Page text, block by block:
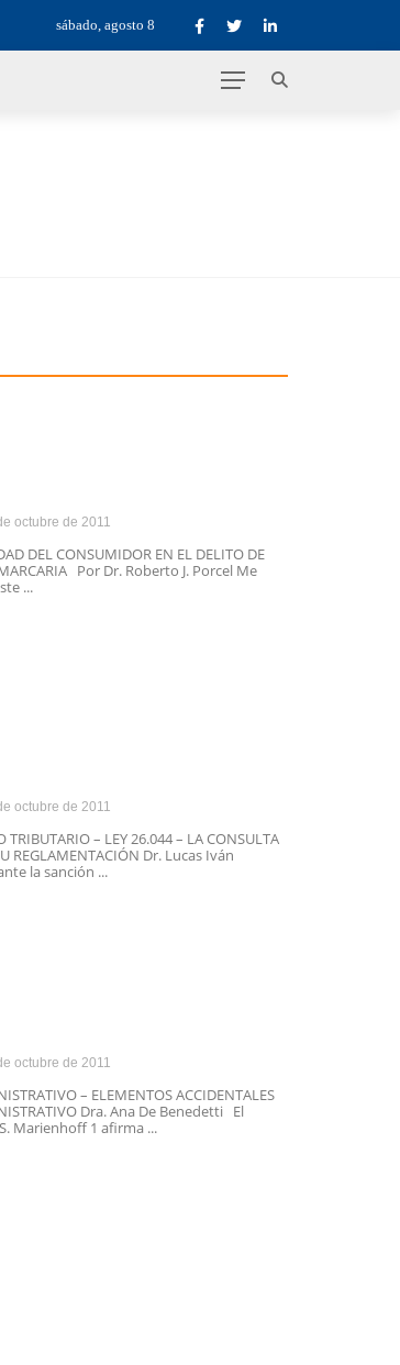
sábado, agosto 8
octubre de 2011
DEL CONSUMIDOR EN EL DELITO DE
Por Dr. Roberto J. Porcel Me
...
octubre de 2011
TRIBUTARIO – LEY 26.044 – LA CONSULTA
REGLAMENTACIÓN Dr. Lucas Iván
la sanción ...
octubre de 2011
– ELEMENTOS ACCIDENTALES
Dra. Ana De Benedetti El
Marienhoff 1 afirma ...